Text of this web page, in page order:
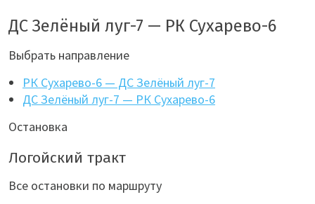
ДС Зелёный луг-7 — РК Сухарево-6
Выбрать направление
РК Сухарево-6 — ДС Зелёный луг-7
ДС Зелёный луг-7 — РК Сухарево-6
Остановка
Логойский тракт
Все остановки по маршруту